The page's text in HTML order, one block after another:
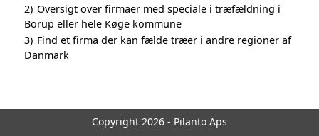
2) Oversigt over firmaer med speciale i træfældning i
Borup eller hele Køge kommune
3) Find et firma der kan fælde træer i andre regioner af
Danmark
Copyright 2026 - Pilanto Aps